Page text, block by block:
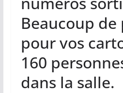
Beaucoup de
pour vos
160
dans la salle.